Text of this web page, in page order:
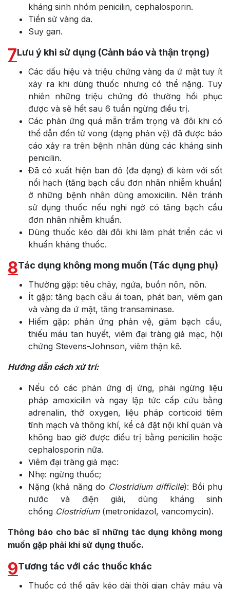
kháng sinh nhóm penicilin, cephalosporin.
Tiền sử vàng da.
Suy gan.
7Lưu ý khi sử dụng (Cảnh báo và thận trọng)
Các dấu hiệu và triệu chứng vàng da ứ mật tuy ít
xảy ra khi dùng thuốc nhưng có thể nặng. Tuy
nhiên những triệu chứng đó thường hồi phục
được và sẽ hết sau 6 tuần ngừng điều trị.
Các phản ứng quá mẫn trầm trọng và đôi khi có
thể dẫn đến tử vong (dạng phản vệ) đã được báo
cáo xảy ra trên bệnh nhân dùng các kháng sinh
penicilin.
Đã có xuất hiện ban đỏ (đa dạng) đi kèm với sốt
nổi hạch (tăng bạch cầu đơn nhân nhiễm khuẩn)
ở những bệnh nhân dùng amoxicilin. Nên tránh
sử dụng thuốc nếu nghi ngờ có tăng bạch cầu
đơn nhân nhiễm khuẩn.
Dùng thuốc kéo dài đôi khi làm phát triển các vi
khuẩn kháng thuốc.
8Tác dụng không mong muốn (Tác dụng phụ)
Thường gặp: tiêu chảy, ngứa, buồn nôn, nôn.
Ít gặp: tăng bạch cầu ái toan, phát ban, viêm gan
và vàng da ứ mật, tăng transaminase.
Hiếm gặp: phản ứng phản vệ, giảm bạch cầu,
thiếu máu tan huyết, viêm đại tràng giả mạc, hội
chứng Stevens-Johnson, viêm thận kẽ.
Hướng dẫn cách xử trí:
Nếu có các phản ứng dị ứng, phải ngừng liệu
pháp amoxicilin và ngay lập tức cấp cứu bằng
adrenalin, thở oxygen, liệu pháp corticoid tiêm
tĩnh mạch và thông khí, kể cả đặt nội khí quản và
không bao giờ được điều trị bằng penicilin hoặc
cephalosporin nữa.
Viêm đại tràng giả mạc:
Nhẹ: ngừng thuốc;
Nặng (khả năng do Clostridium difficile): Bồi phụ
nước và điện giải, dùng kháng sinh
chống Clostridium(metronidazol, vancomycin).
Thông báo cho bác sĩ những tác dụng không mong
muốn gặp phải khi sử dụng thuốc.
9Tương tác với các thuốc khác
Thuốc có thể gây kéo dài thời gian chảy máu và